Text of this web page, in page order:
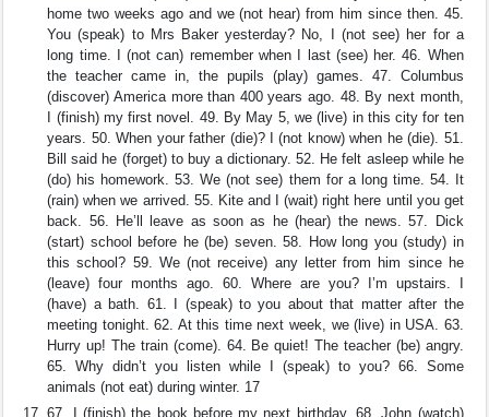
home two weeks ago and we (not hear) from him since then. 45.
You (speak) to Mrs Baker yesterday? No, I (not see) her for a
long time. I (not can) remember when I last (see) her. 46. When
the teacher came in, the pupils (play) games. 47. Columbus
(discover) America more than 400 years ago. 48. By next month,
I (finish) my first novel. 49. By May 5, we (live) in this city for ten
years. 50. When your father (die)? I (not know) when he (die). 51.
Bill said he (forget) to buy a dictionary. 52. He felt asleep while he
(do) his homework. 53. We (not see) them for a long time. 54. It
(rain) when we arrived. 55. Kite and I (wait) right here until you get
back. 56. He’ll leave as soon as he (hear) the news. 57. Dick
(start) school before he (be) seven. 58. How long you (study) in
this school? 59. We (not receive) any letter from him since he
(leave) four months ago. 60. Where are you? I’m upstairs. I
(have) a bath. 61. I (speak) to you about that matter after the
meeting tonight. 62. At this time next week, we (live) in USA. 63.
Hurry up! The train (come). 64. Be quiet! The teacher (be) angry.
65. Why didn’t you listen while I (speak) to you? 66. Some
animals (not eat) during winter. 17
67. I (finish) the book before my next birthday. 68. John (watch)